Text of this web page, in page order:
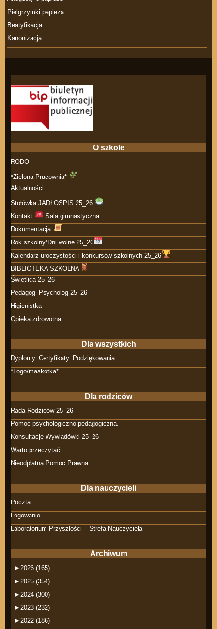
Pielgrzymki papieża
Beatyfikacja
Kanonizacja
O szkole
RODO
*Zielona Pracownia*
Aktualności
Stołówka JADŁOSPIS 25_26
Kontakt
Sala gimnastyczna
Dokumentacja
Rok szkolny/Dni wolne 25_26
Kalendarz uroczystości i konkursów szkolnych 25_26
BIBLIOTEKA SZKOLNA
Świetlica 25_26
Pedagog_Psycholog 25_26
Higienistka
Opieka zdrowotna.
Dla wszystkich
Dyplomy. Certyfikaty. Podziękowania.
*Logo/maskotka*
Dla rodziców
Rada Rodziców 25_26
Pomoc psychologiczno-pedagogiczna.
Konsultacje Wywiadówki 25_26
Warto przeczytać
Nieodpłatna Pomoc Prawna
Dla nauczycieli
Poczta
Logowanie
Laboratorium Przyszłości – Strefa Nauczyciela
Archiwum
► 2026 (165)
► 2025 (354)
► 2024 (300)
► 2023 (232)
► 2022 (186)